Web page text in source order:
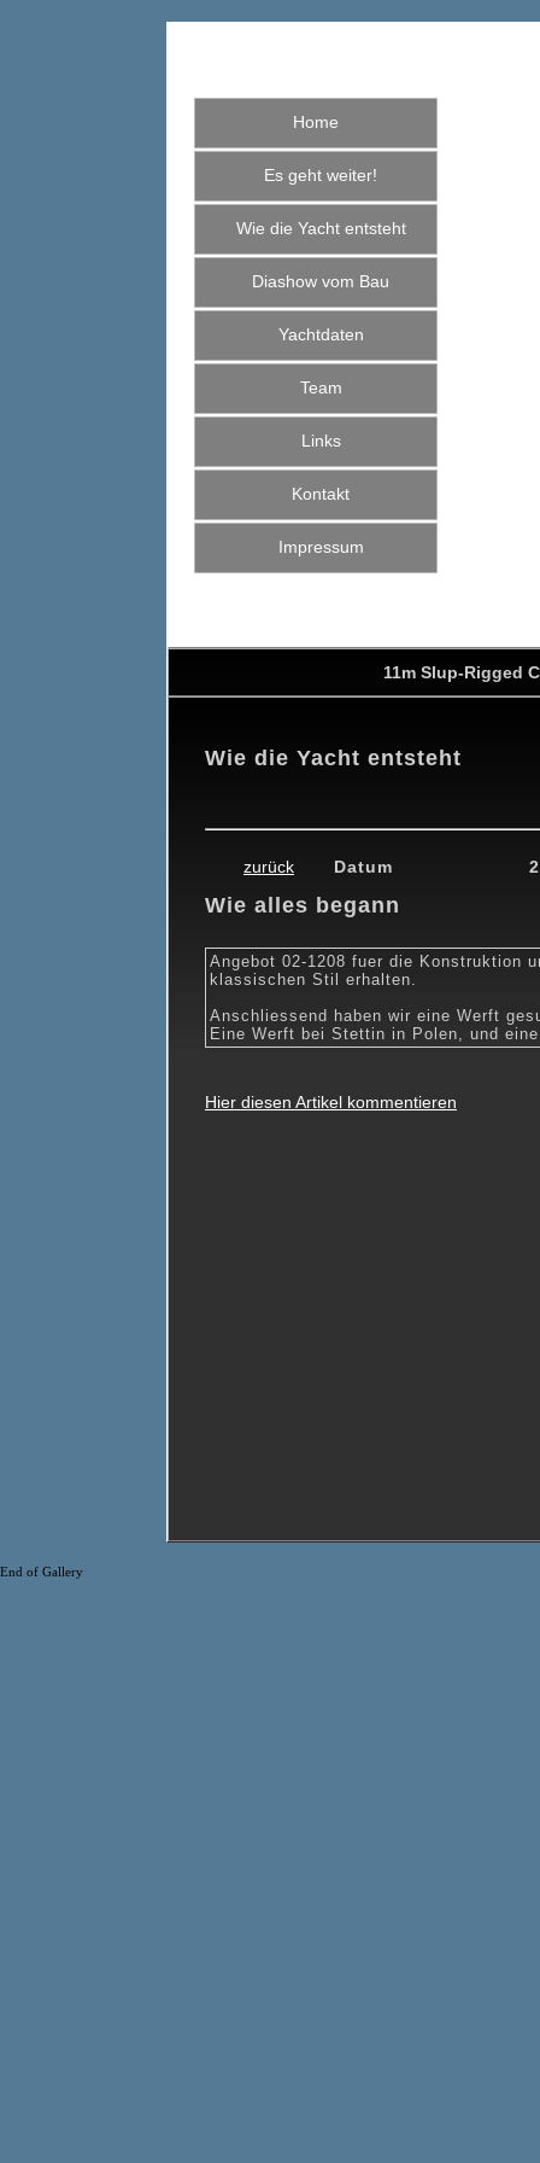
Home
Es geht weiter!
Wie die Yacht entsteht
Diashow vom Bau
Yachtdaten
Team
Links
Kontakt
Impressum
11m Slup-Rigged
Wie die Yacht entsteht
zurück Datum
Wie alles begann
Angebot 02-1208 fuer die Konstruktion
klassischen Stil erhalten.
Anschliessend haben wir eine Werft
Eine Werft bei Stettin in Polen, und
Hier diesen Artikel kommentieren
End of Gallery